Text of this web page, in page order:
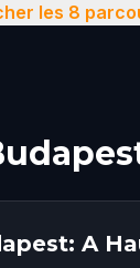
les 8
A